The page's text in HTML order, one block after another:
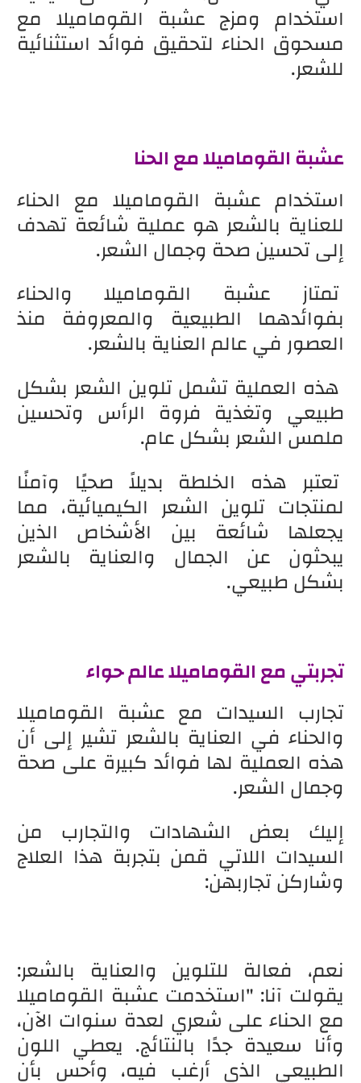
استخدام ومزج عشبة القوماميلا مع
مسحوق الحناء لتحقيق فوائد استثنائية
للشعر.
عشبة القوماميلا مع الحنا
استخدام عشبة القوماميلا مع الحناء
للعناية بالشعر هو عملية شائعة تهدف
إلى تحسين صحة وجمال الشعر.
تمتاز عشبة القوماميلا والحناء
بفوائدهما الطبيعية والمعروفة منذ
العصور في عالم العناية بالشعر.
هذه العملية تشمل تلوين الشعر بشكل
طبيعي وتغذية فروة الرأس وتحسين
ملمس الشعر بشكل عام.
تعتبر هذه الخلطة بديلاً صحيًا وآمنًا
لمنتجات تلوين الشعر الكيميائية، مما
يجعلها شائعة بين الأشخاص الذين
يبحثون عن الجمال والعناية بالشعر
بشكل طبيعي.
تجربتي مع القوماميلا عالم حواء
تجارب السيدات مع عشبة القوماميلا
والحناء في العناية بالشعر تشير إلى أن
هذه العملية لها فوائد كبيرة على صحة
وجمال الشعر.
إليك بعض الشهادات والتجارب من
السيدات اللاتي قمن بتجربة هذا العلاج
وشاركن تجاربهن:
نعم، فعالة للتلوين والعناية بالشعر:
يقولت آنا: "استخدمت عشبة القوماميلا
مع الحناء على شعري لعدة سنوات الآن،
وأنا سعيدة جدًا بالنتائج. يعطي اللون
الطبيعي الذي أرغب فيه، وأحس بأن